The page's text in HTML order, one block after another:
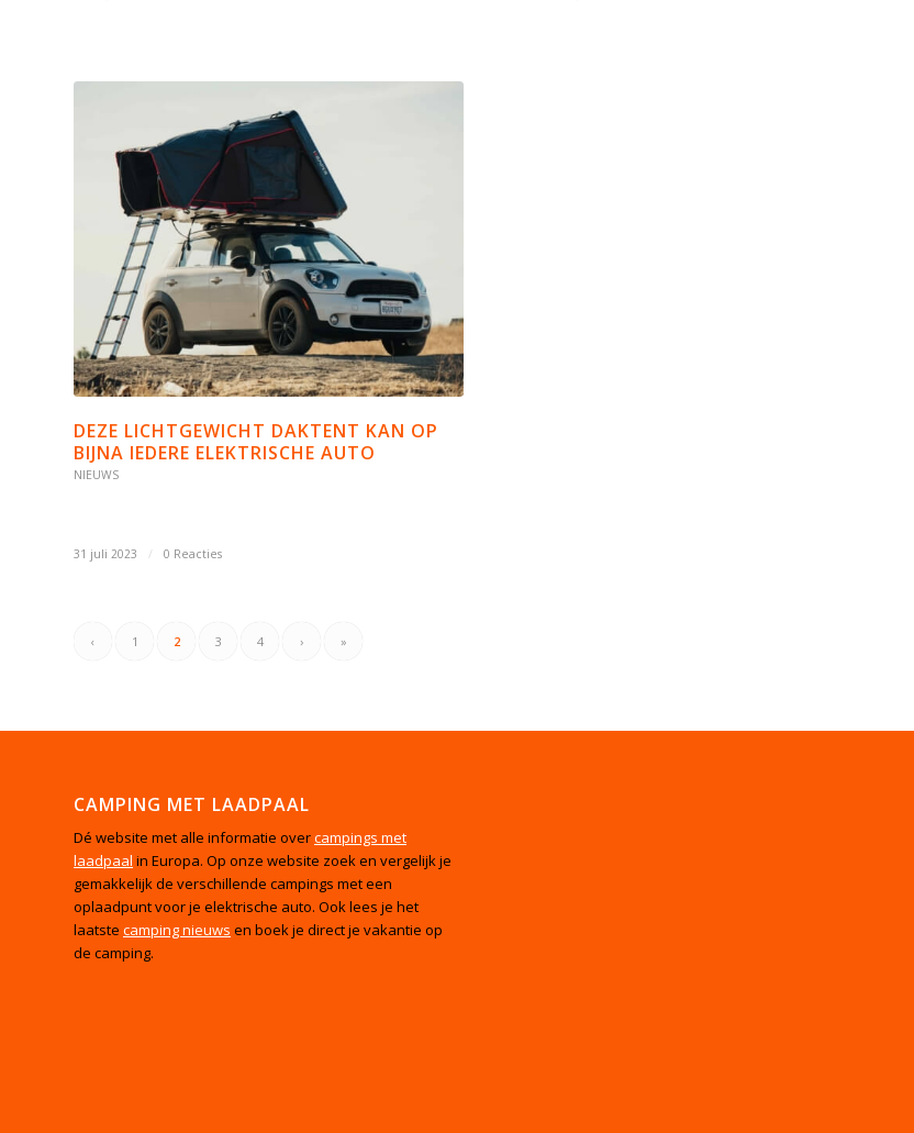
DEZE LICHTGEWICHT DAKTENT KAN OP
BIJNA IEDERE ELEKTRISCHE AUTO
NIEUWS
31 juli 2023 / 0 Reacties
‹ 1 2 3 4 › »
CAMPING MET LAADPAAL
Dé website met alle informatie overcampings met
laadpaal in Europa. Op onze website zoek en vergelijk je
gemakkelijk de verschillende campings met een
oplaadpunt voor je elektrische auto. Ook lees je het
laatste camping nieuws en boek je direct je vakantie op
de camping.